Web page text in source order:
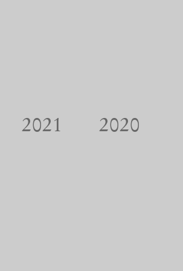
2021 2020